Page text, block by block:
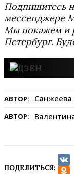
Подпишитесь
мессенджере
Мы покажем и
Петербург.
АВТОР:
АВТОР:
ПОДЕЛИТЬСЯ:
VK